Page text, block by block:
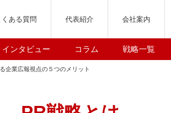
くある質問 代表紹介 会社案内
インタビュー コラム 戦略一覧
企業広報視点の５つのメリット